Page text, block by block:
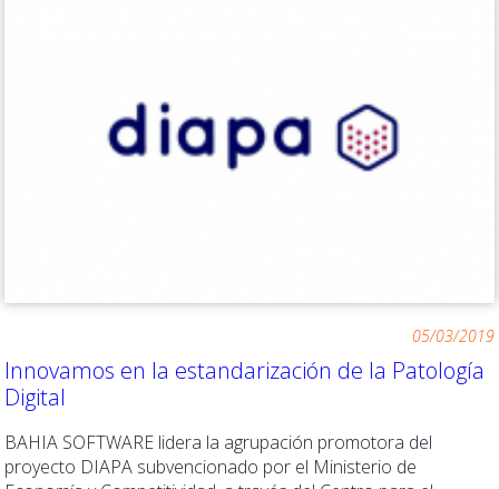
05/03/2019
Innovamos en la estandarización de la Patología
Digital
BAHIA SOFTWARE lidera la agrupación promotora del
proyecto DIAPA subvencionado por el Ministerio de